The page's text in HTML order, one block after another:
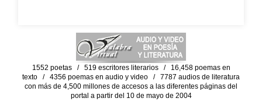
1552 poetas / 519 escritores literarios / 16,458 poemas en
texto / 4356 poemas en audio y video / 7787 audios de literatura
con más de 4,500 millones de accesos a las diferentes páginas del
portal a partir del 10 de mayo de 2004